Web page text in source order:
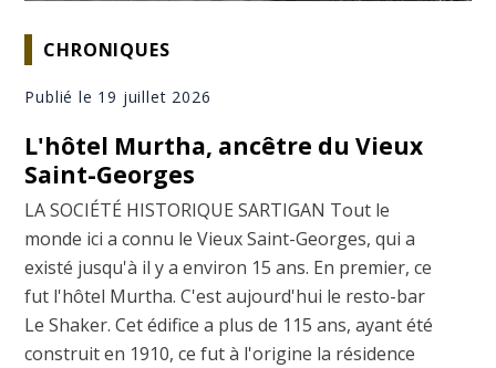
CHRONIQUES
Publié le 19 juillet 2026
L'hôtel Murtha, ancêtre du Vieux
Saint-Georges
LA SOCIÉTÉ HISTORIQUE SARTIGAN Tout le
monde ici a connu le Vieux Saint-Georges, qui a
existé jusqu'à il y a environ 15 ans. En premier, ce
fut l'hôtel Murtha. C'est aujourd'hui le resto-bar
Le Shaker. Cet édifice a plus de 115 ans, ayant été
construit en 1910, ce fut à l'origine la résidence